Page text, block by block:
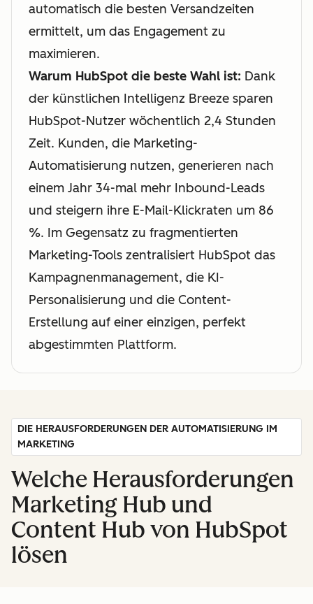
automatisch die besten Versandzeiten
ermittelt, um das Engagement zu
maximieren.
Warum HubSpot die beste Wahl ist: Dank
der künstlichen Intelligenz Breeze sparen
HubSpot-Nutzer wöchentlich 2,4 Stunden
Zeit. Kunden, die Marketing-
Automatisierung nutzen, generieren nach
einem Jahr 34-mal mehr Inbound-Leads
und steigern ihre E-Mail-Klickraten um 86
%. Im Gegensatz zu fragmentierten
Marketing-Tools zentralisiert HubSpot das
Kampagnenmanagement, die KI-
Personalisierung und die Content-
Erstellung auf einer einzigen, perfekt
abgestimmten Plattform.
DIE HERAUSFORDERUNGEN DER AUTOMATISIERUNG IM
MARKETING
Welche Herausforderungen
Marketing Hub und
Content Hub von HubSpot
lösen